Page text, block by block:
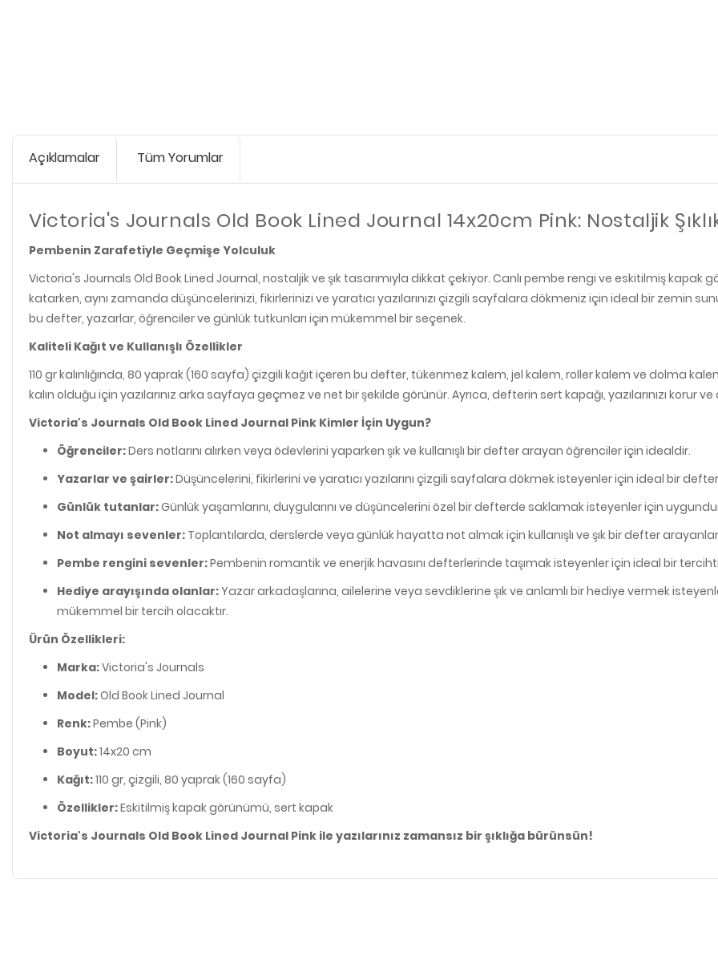
Açıklamalar Tüm Yorumlar
Victoria's Journals Old Book Lined Journal 14x20cm Pink: Nostaljik
Pembenin Zarafetiyle Geçmişe Yolculuk
Victoria's Journals Old Book Lined Journal, nostaljik ve şık tasarımıyla dikkat çekiyor. Canlı pembe rengi ve eskitilmiş
katarken, aynı zamanda düşüncelerinizi, fikirlerinizi ve yaratıcı yazılarınızı çizgili sayfalara dökmeniz için ideal bir zemin
bu defter, yazarlar, öğrenciler ve günlük tutkunları için mükemmel bir seçenek.
Kaliteli Kağıt ve Kullanışlı Özellikler
110 gr kalınlığında, 80 yaprak (160 sayfa) çizgili kağıt içeren bu defter, tükenmez kalem, jel kalem, roller kalem ve dolma
kalın olduğu için yazılarınız arka sayfaya geçmez ve net bir şekilde görünür. Ayrıca, defterin sert kapağı, yazılarınızı korur
Victoria's Journals Old Book Lined Journal Pink Kimler İçin Uygun?
Öğrenciler:Ders notlarını alırken veya ödevlerini yaparken şık ve kullanışlı bir defter arayan öğrenciler için idealdir.
Yazarlar ve şairler:Düşüncelerini, fikirlerini ve yaratıcı yazılarını çizgili sayfalara dökmek isteyenler için ideal bir
Günlük tutanlar:Günlük yaşamlarını, duygularını ve düşüncelerini özel bir defterde saklamak isteyenler için
Not almayı sevenler: Toplantılarda, derslerde veya günlük hayatta not almak için kullanışlı ve şık bir defter
Pembe rengini sevenler:Pembenin romantik ve enerjik havasını defterlerinde taşımak isteyenler için ideal bir
Hediye arayışında olanlar:Yazar arkadaşlarına, ailelerine veya sevdiklerine şık ve anlamlı bir hediye vermek
mükemmel bir tercih olacaktır.
Ürün Özellikleri:
Marka:Victoria's Journals
Model:Old Book Lined Journal
Renk:Pembe (Pink)
Boyut:14x20 cm
Kağıt:110 gr, çizgili, 80 yaprak (160 sayfa)
Özellikler:Eskitilmiş kapak görünümü, sert kapak
Victoria's Journals Old Book Lined Journal Pink ile yazılarınız zamansız bir şıklığa bürünsün!